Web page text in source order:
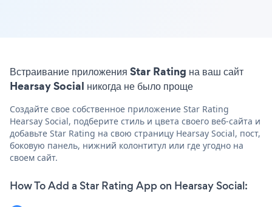
Встраивание приложения Star Rating на ваш сайт
Hearsay Social никогда не было проще
Создайте свое собственное приложение Star Rating
Hearsay Social, подберите стиль и цвета своего веб-сайта и
добавьте Star Rating на свою страницу Hearsay Social, пост,
боковую панель, нижний колонтитул или где угодно на
своем сайт.
How To Add a Star Rating App on Hearsay Social: